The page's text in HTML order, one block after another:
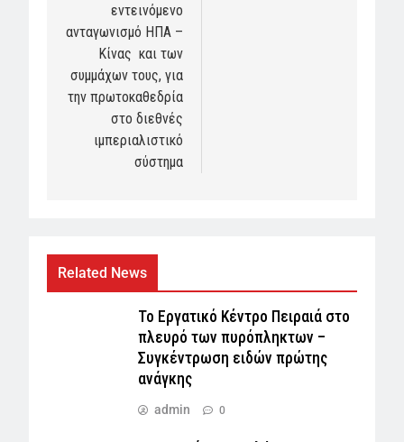
εντεινόμενο
ανταγωνισμό ΗΠΑ –
Κίνας και των
συμμάχων τους, για
την πρωτοκαθεδρία
στο διεθνές
ιμπεριαλιστικό
σύστημα
Related News
Το Εργατικό Κέντρο Πειραιά στο
πλευρό των πυρόπληκτων –
Συγκέντρωση ειδών πρώτης
ανάγκης
admin 0